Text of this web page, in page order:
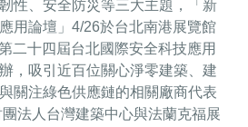
性、安全防災等三大主題，「新
用論壇」4/26於台北南港展覽館
二十四屆台北國際安全科技應用
，吸引近百位關心淨零建築、建
關注綠色供應鏈的相關廠商代表
法人台灣建築中心與法蘭克福展